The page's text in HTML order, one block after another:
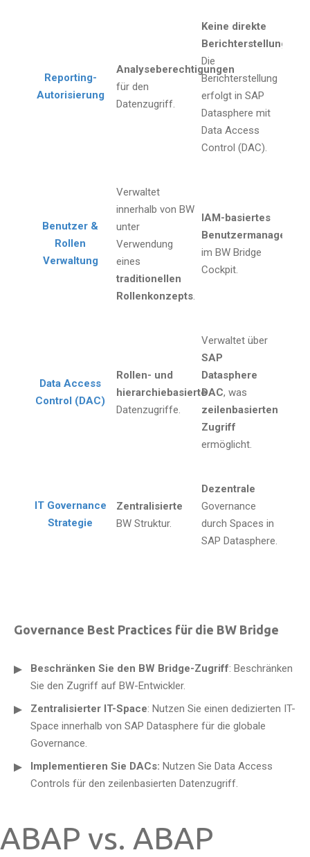
Reporting-
Autorisierung
Analyseberechtigungen
für den
Datenzugriff.
Keine direkte
Berichterstellung.
Die
Berichterstellung
erfolgt in SAP
Datasphere mit
Data Access
Control (DAC).
Benutzer &
Rollen
Verwaltung
Verwaltet
innerhalb von BW
unter
Verwendung
eines
traditionellen
Rollenkonzepts.
IAM-basiertes
Benutzermanagement
im BW Bridge
Cockpit.
Data Access
Control (DAC)
Rollen- und
hierarchiebasierte
Datenzugriffe.
Verwaltet über
SAP
Datasphere
DAC, was
zeilenbasierten
Zugriff
ermöglicht.
IT Governance
Strategie
Zentralisierte
BW Struktur.
Dezentrale
Governance
durch Spaces in
SAP Datasphere.
Governance Best Practices für die BW Bridge
Beschränken Sie den BW Bridge-Zugriff: Beschränken
Sie den Zugriff auf BW-Entwickler.
Zentralisierter IT-Space: Nutzen Sie einen dedizierten IT-
Space innerhalb von SAP Datasphere für die globale
Governance.
Implementieren Sie DACs: Nutzen Sie Data Access
Controls für den zeilenbasierten Datenzugriff.
ABAP vs. ABAP